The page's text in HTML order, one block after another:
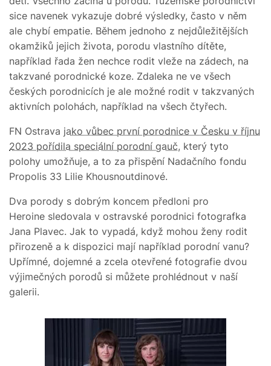
sice navenek vykazuje dobré výsledky, často v něm
ale chybí empatie. Během jednoho z nejdůležitějších
okamžiků jejich života, porodu vlastního dítěte,
například řada žen nechce rodit vleže na zádech, na
takzvané porodnické koze. Zdaleka ne ve všech
českých porodnicích je ale možné rodit v takzvaných
aktivních polohách, například na všech čtyřech.
FN Ostrava jako vůbec první porodnice v Česku v říjnu
2023 pořídila speciální porodní gauč, který tyto
polohy umožňuje, a to za přispění Nadačního fondu
Propolis 33 Lilie Khousnoutdinové.
Dva porody s dobrým koncem předloni pro
Heroine sledovala v ostravské porodnici fotografka
Jana Plavec. Jak to vypadá, když mohou ženy rodit
přirozeně a k dispozici mají například porodní vanu?
Upřímné, dojemné a zcela otevřené fotografie dvou
výjimečných porodů si můžete prohlédnout v naší
galerii.